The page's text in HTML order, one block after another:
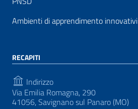
Ambienti di apprendimento innovativi
RECAPITI
Indirizzo
Via Emilia Romagna, 290
41056, Savignano sul Panaro (MO)